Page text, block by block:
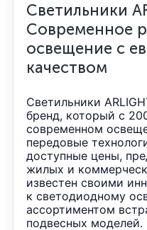
Светильники
Современное
освещение с
качеством
Светильники
бренд, который с
современном
передовые
доступные цены,
жилых и
известен своими
к светодиодному
ассортиментом
подвесных моделей.